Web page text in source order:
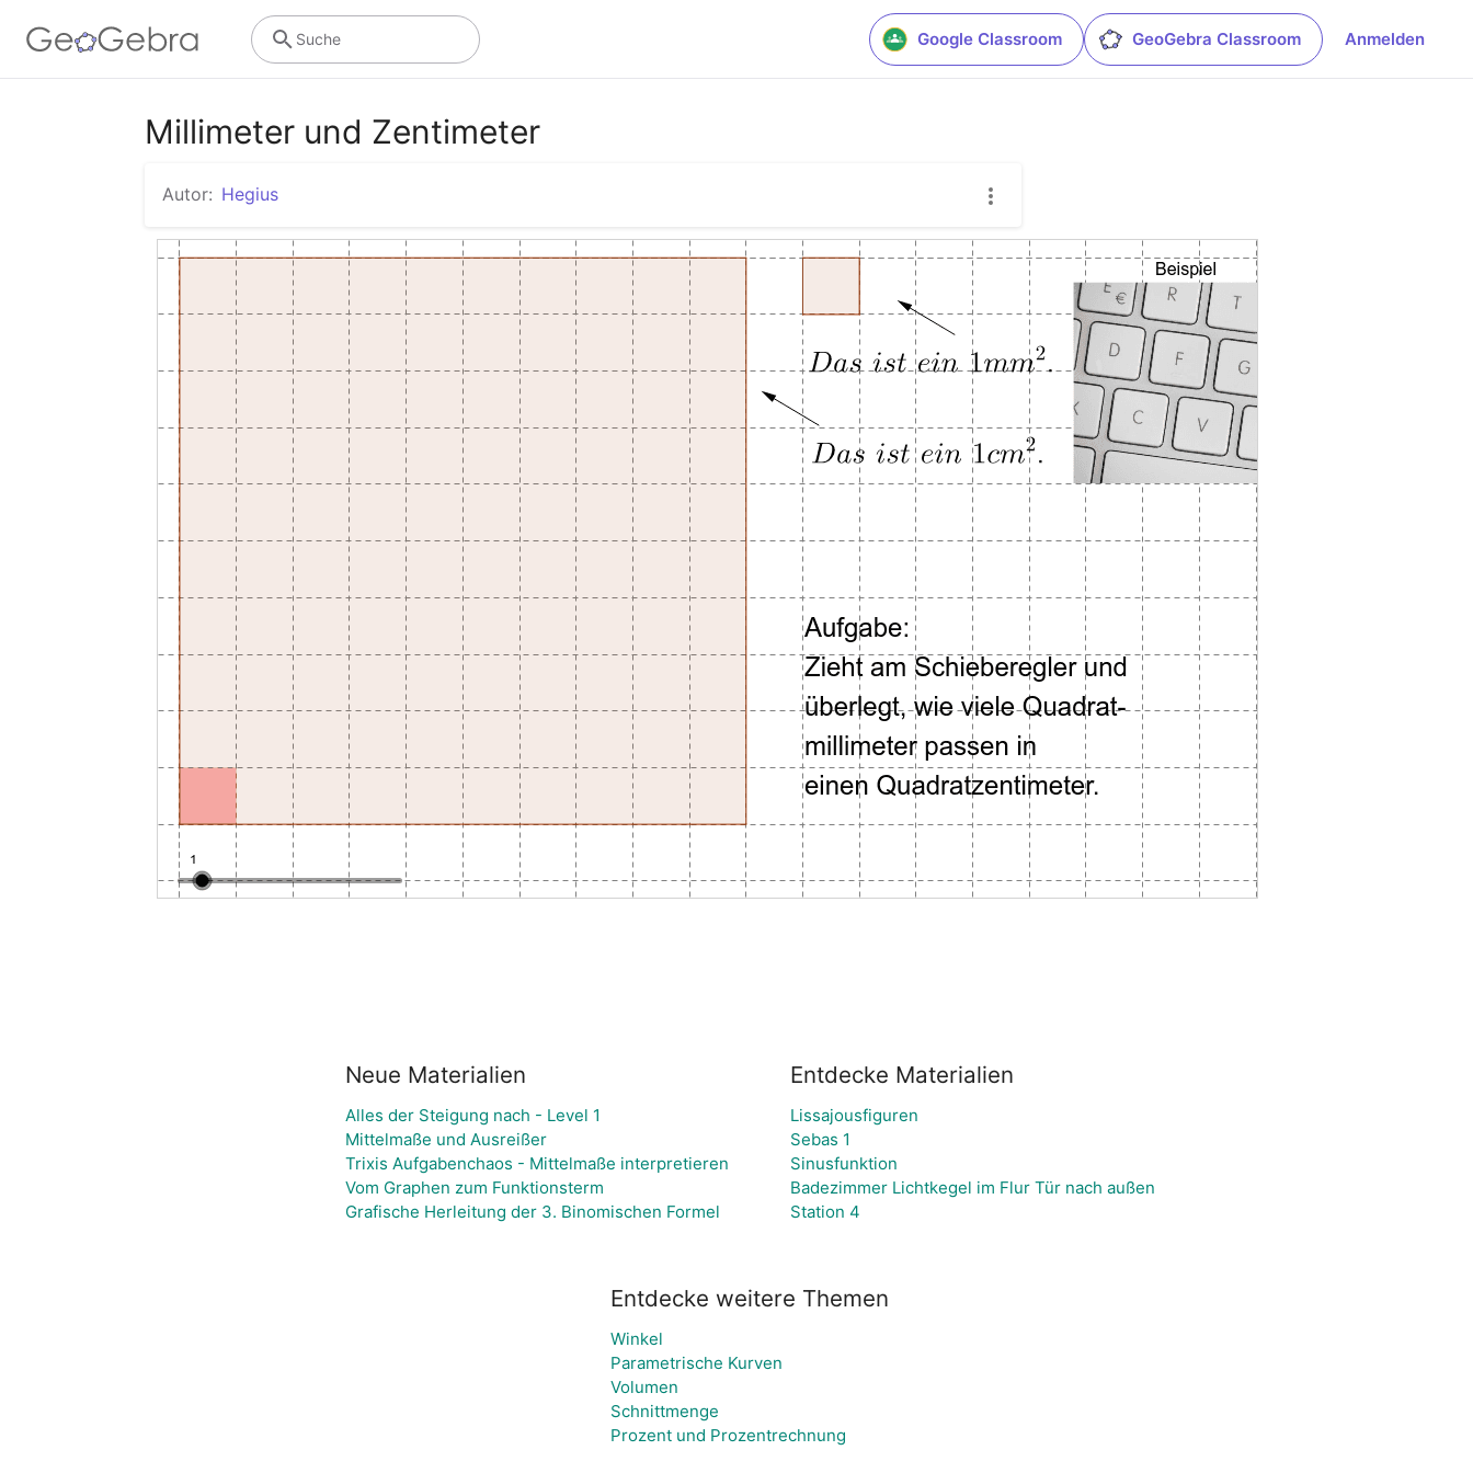
Google Classroom GeoGebra Classroom Anmelden
Suche
Millimeter und Zentimeter
Autor: Hegius
Neue Materialien
Alles der Steigung nach - Level 1
Mittelmaße und Ausreißer
Trixis Aufgabenchaos - Mittelmaße interpretieren
Vom Graphen zum Funktionsterm
Grafische Herleitung der 3. Binomischen Formel
Entdecke Materialien
Lissajousfiguren
Sebas 1
Sinusfunktion
Badezimmer Lichtkegel im Flur Tür nach außen
Station 4
Entdecke weitere Themen
Winkel
Parametrische Kurven
Volumen
Schnittmenge
Prozent und Prozentrechnung